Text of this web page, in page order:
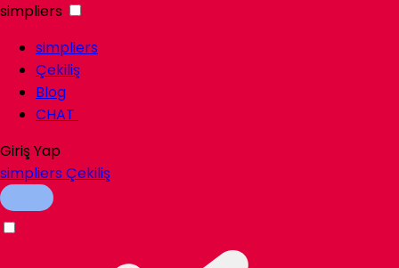
simpliers
simpliers
Çekiliş
Blog
CHAT
Giriş Yap
simpliers Çekiliş